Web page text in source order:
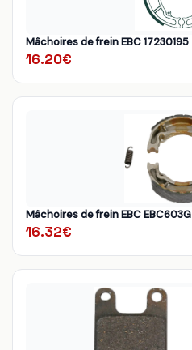
Mâchoires de frein EBC 17230195
16.20€
Mâchoires de frein EBC EBC603G
16.32€